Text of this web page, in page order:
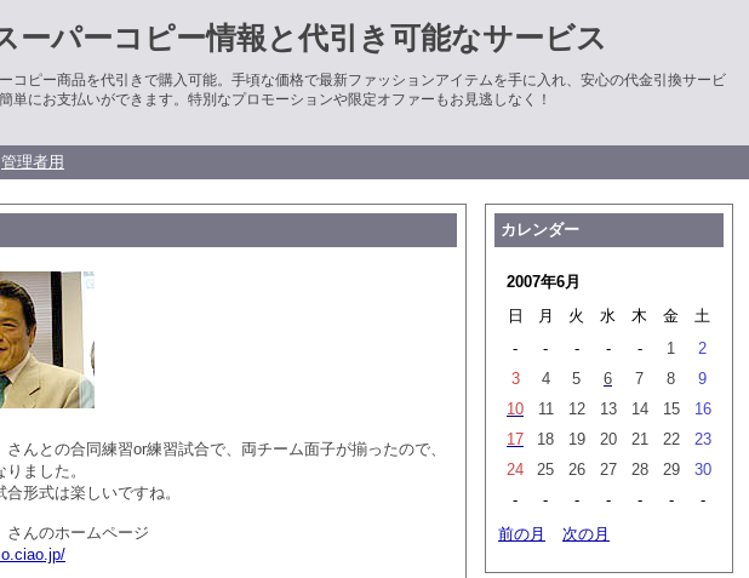
ーパーコピー情報と代引き可能なサービス
コピー商品を代引きで購入可能。手頃な価格で最新ファッションアイテムを手に入れ、安心の代金引換サービ
単にお支払いができます。特別なプロモーションや限定オファーもお見逃しなく！
管理者用
さんとの合同練習or練習試合で、両チーム面子が揃ったので、
ました。
形式は楽しいですね。
さんのホームページ
カレンダー
2007年6月
日
月 火 水 木 金
土
-
- - - - 1
2
3
4 5 6 7 8
9
10
11 12 13 14 15
16
17
18 19 20 21 22
23
24
25 26 27 28 29
30
-
- - - - -
-
前の月
次の月